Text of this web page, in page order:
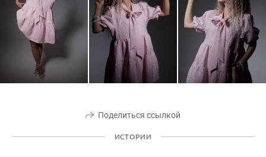
Поделиться ссылкой
ИСТОРИИ